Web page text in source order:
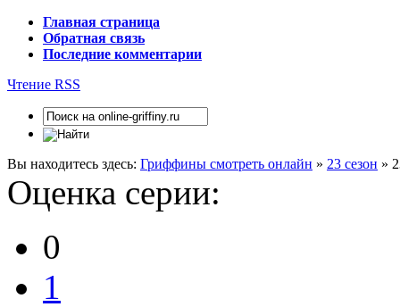
Главная страница
Обратная связь
Последние комментарии
Чтение RSS
Вы находитесь здесь: Гриффины смотреть онлайн » 23 сезон »
Оценка серии:
0
1